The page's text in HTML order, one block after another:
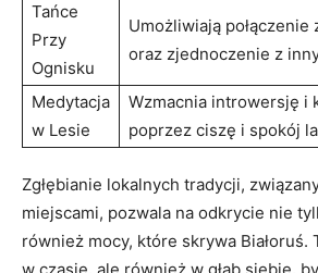
Tańce
Przy
Ognisku
Umożliwiają połączenie
oraz ​zjednoczenie z
Medytacja
w Lesie
Wzmacnia introwersję i‌
poprzez ciszę ⁣i ⁤spokój
Zgłębianie lokalnych tradycji,
⁤miejscami, pozwala na odkrycie nie
‌również ‍mocy, które skrywa​ Białoruś.‍